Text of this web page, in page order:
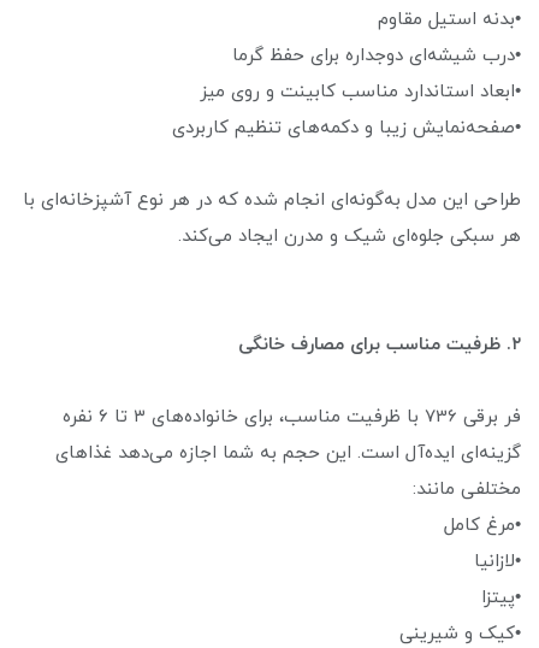
•بدنه استیل مقاوم
•درب شیشه‌ای دوجداره برای حفظ گرما
•ابعاد استاندارد مناسب کابینت و روی میز
•صفحه‌نمایش زیبا و دکمه‌های تنظیم کاربردی
طراحی این مدل به‌گونه‌ای انجام شده که در هر نوع آشپزخانه‌ای با
هر سبکی جلوه‌ای شیک و مدرن ایجاد می‌کند.
۲. ظرفیت مناسب برای مصارف خانگی
فر برقی 736 با ظرفیت مناسب، برای خانواده‌های ۳ تا ۶ نفره
گزینه‌ای ایده‌آل است. این حجم به شما اجازه می‌دهد غذاهای
مختلفی مانند:
•مرغ کامل
•لازانیا
•پیتزا
•کیک و شیرینی